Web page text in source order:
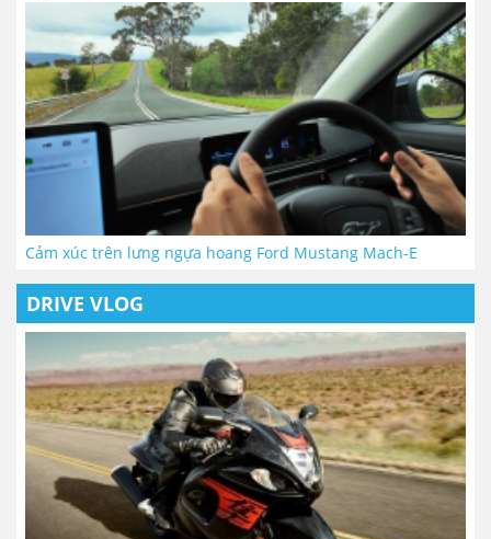
Cảm xúc trên lưng ngựa hoang Ford Mustang Mach-E
DRIVE VLOG